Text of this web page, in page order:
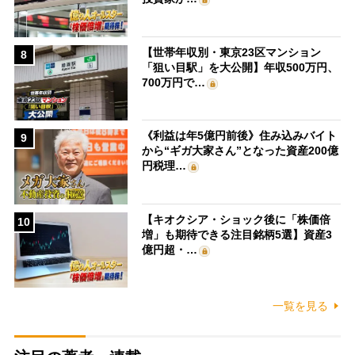
8
【世帯年収別・東京23区マンション
「狙い目駅」を大公開】年収500万円、
700万円で…
9
《利益は年5億円前後》住み込みバイト
から“ギガ大家さん”となった資産200億
円税理…
10
【キオクシア・ショック後に「株価倍
増」も期待できる注目銘柄5選】資産3
億円超・…
一覧を見る